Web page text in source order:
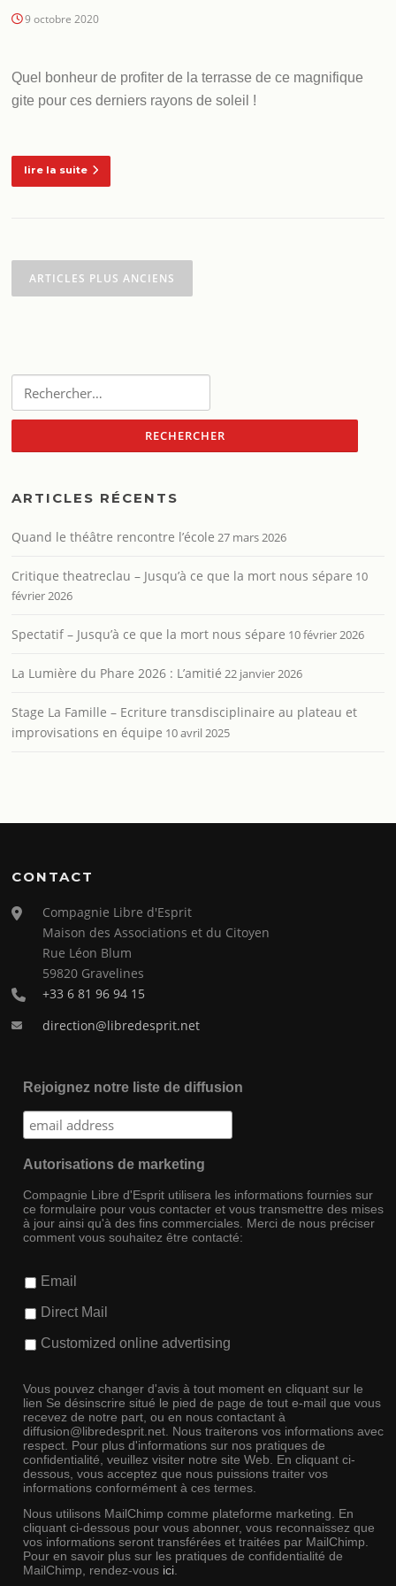
9 octobre 2020
Quel bonheur de profiter de la terrasse de ce magnifique
gite pour ces derniers rayons de soleil !
lire la suite
des
articles
ARTICLES PLUS ANCIENS
ARTICLES RÉCENTS
Quand le théâtre rencontre l’école 27 mars 2026
Critique theatreclau – Jusqu’à ce que la mort nous sépare 10
février 2026
Spectatif – Jusqu’à ce que la mort nous sépare 10 février 2026
La Lumière du Phare 2026 : L’amitié 22 janvier 2026
Stage La Famille – Ecriture transdisciplinaire au plateau et
improvisations en équipe 10 avril 2025
CONTACT
Compagnie Libre d'Esprit
Maison des Associations et du Citoyen
Rue Léon Blum
59820 Gravelines
+33 6 81 96 94 15
direction@libredesprit.net
Rejoignez notre liste de diffusion
Autorisations de marketing
Compagnie Libre d'Esprit utilisera les informations fournies sur
ce formulaire pour vous contacter et vous transmettre des mises
à jour ainsi qu'à des fins commerciales. Merci de nous préciser
comment vous souhaitez être contacté:
Email
Direct Mail
Customized online advertising
Vous pouvez changer d'avis à tout moment en cliquant sur le
lien Se désinscrire situé le pied de page de tout e-mail que vous
recevez de notre part, ou en nous contactant à
diffusion@libredesprit.net. Nous traiterons vos informations avec
respect. Pour plus d'informations sur nos pratiques de
confidentialité, veuillez visiter notre site Web. En cliquant ci-
dessous, vous acceptez que nous puissions traiter vos
informations conformément à ces termes.
Nous utilisons MailChimp comme plateforme marketing. En
cliquant ci-dessous pour vous abonner, vous reconnaissez que
vos informations seront transférées et traitées par MailChimp.
Pour en savoir plus sur les pratiques de confidentialité de
MailChimp, rendez-vous ici.